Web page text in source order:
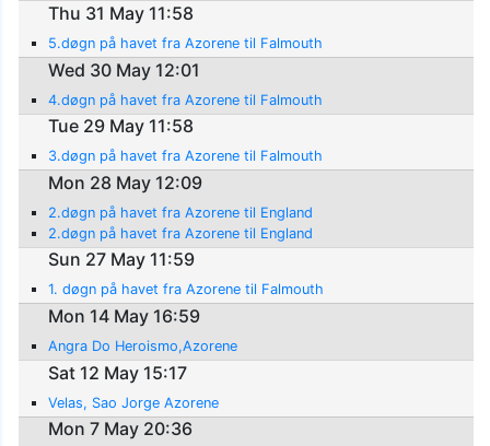
Thu 31 May 11:58
5.døgn på havet fra Azorene til Falmouth
Wed 30 May 12:01
4.døgn på havet fra Azorene til Falmouth
Tue 29 May 11:58
3.døgn på havet fra Azorene til Falmouth
Mon 28 May 12:09
2.døgn på havet fra Azorene til England
2.døgn på havet fra Azorene til England
Sun 27 May 11:59
1. døgn på havet fra Azorene til Falmouth
Mon 14 May 16:59
Angra Do Heroismo,Azorene
Sat 12 May 15:17
Velas, Sao Jorge Azorene
Mon 7 May 20:36